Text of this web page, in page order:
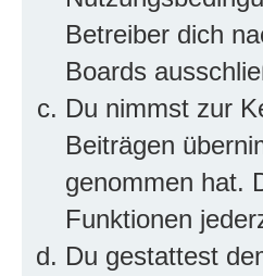
Betreiber dich
Boards
Du nimmst zur
Beiträgen
genommen hat.
Funktionen
Du gestattest